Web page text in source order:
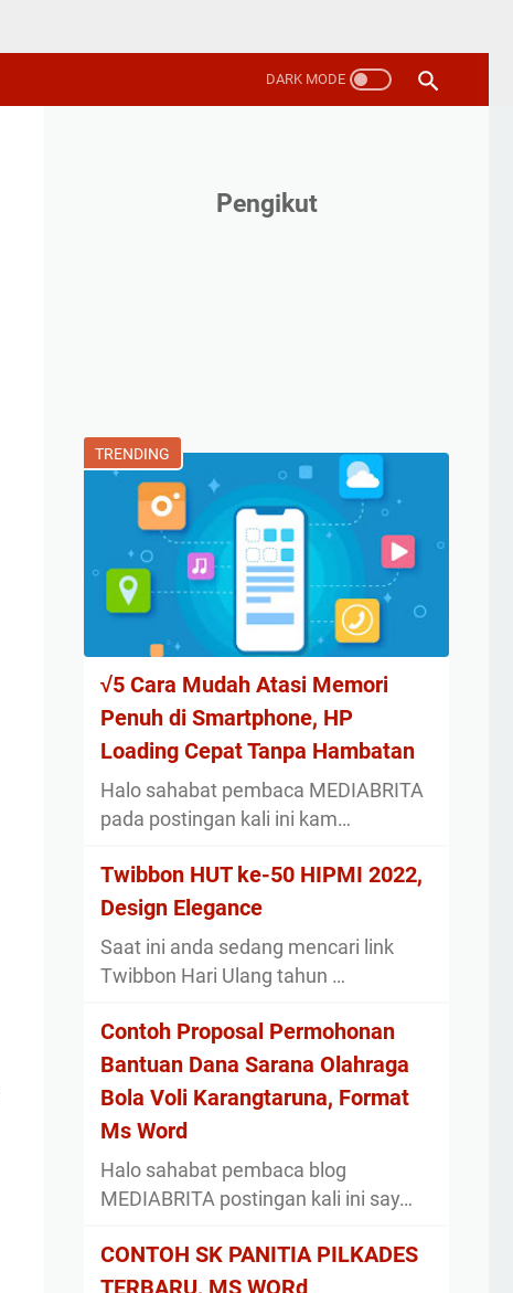
Pengikut
TRENDING
√5 Cara Mudah Atasi Memori
Penuh di Smartphone, HP
Loading Cepat Tanpa Hambatan
Halo sahabat pembaca MEDIABRITA
pada postingan kali ini kam…
Twibbon HUT ke-50 HIPMI 2022,
Design Elegance
Saat ini anda sedang mencari link
Twibbon Hari Ulang tahun …
Contoh Proposal Permohonan
Bantuan Dana Sarana Olahraga
Bola Voli Karangtaruna, Format
Ms Word
Halo sahabat pembaca blog
MEDIABRITA postingan kali ini say…
CONTOH SK PANITIA PILKADES